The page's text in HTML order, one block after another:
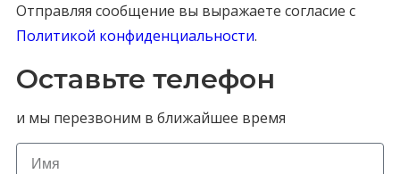
Отправляя сообщение вы выражаете согласие с
Политикой конфиденциальности.
Оставьте телефон
и мы перезвоним в ближайшее время